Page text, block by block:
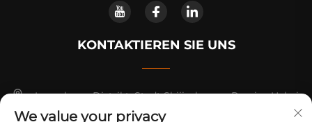
KONTAKTIEREN SIE UNS
Luancheng-Distrikt, Stadt Shijiazhuang, Provinz Hebei.
We value your privacy